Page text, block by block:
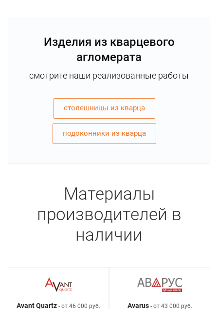
Изделия из кварцевого
агломерата
смотрите наши реализованные работы
столешницы из кварца
подоконники из кварца
Материалы
производителей в
наличии
Avant Quartz - от 46 000 руб. Avarus- от 43 000 руб.